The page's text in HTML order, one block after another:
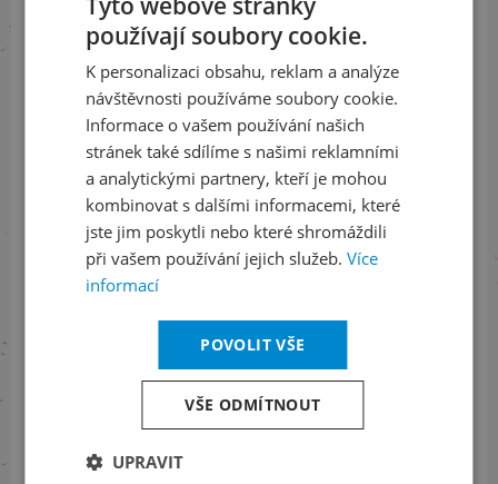
a buďte jako první v obraze
ODEBÍRAT NEWSLETTER
Sledujte nás na sociálních sítích
LinkedIn
flickr
Informace o stavu objednávek
+420 461 049 232
Informace o programu
ENGLISH
používají soubory cookie.
K personalizaci obsahu, reklam a analýze
návštěvnosti používáme soubory cookie.
Informace o vašem používání našich
stránek také sdílíme s našimi reklamními
a analytickými partnery, kteří je mohou
kombinovat s dalšími informacemi, které
jste jim poskytli nebo které shromáždili
při vašem používání jejich služeb. Více
informací
POVOLIT VŠE
VŠE ODMÍTNOUT
UPRAVIT